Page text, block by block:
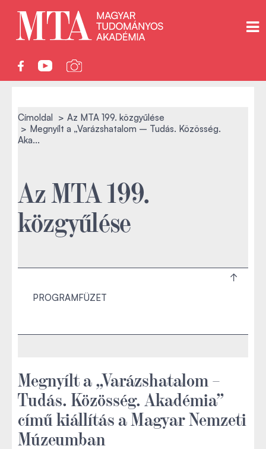
Címoldal
Az MTA 199. közgyűlése
Megnyílt a „Varázshatalom – Tudás. Közösség.
Aka...
Az MTA 199.
közgyűlése
PROGRAMFÜZET
Megnyílt a „Varázshatalom –
Tudás. Közösség. Akadémia”
című kiállítás a Magyar Nemzeti
Múzeumban